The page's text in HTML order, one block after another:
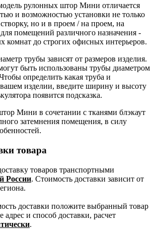
рулонных штор Мини отличается
и возможностью установки не только
но и в проем / на проем, на
помещений различного назначения -
комнат до строгих офисных интерьеров.
трубы зависят от размеров изделия.
быть использованы трубы диаметром
определить какая труба и
изделии, введите ширину и высоту
появится подсказка.
Мини в сочетании с тканями блэкаут
затемнения помещения, в силу
товара
товаров транспортными
России. Стоимость доставки зависит от
доставки положите выбранный товар
адрес и способ доставки, расчет
.